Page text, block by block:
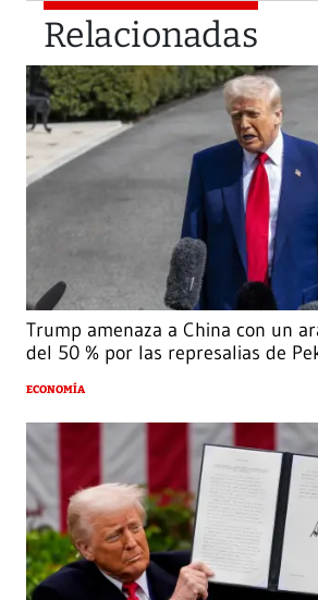
Relacionadas
Trump amenaza a China con un
del 50 % por las represalias de
ECONOMÍA